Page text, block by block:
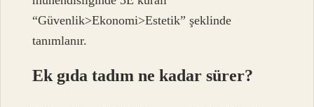
“Güvenlik>Ekonomi>Estetik” şeklinde
tanımlanır.
Ek gıda tadım ne kadar sürer?